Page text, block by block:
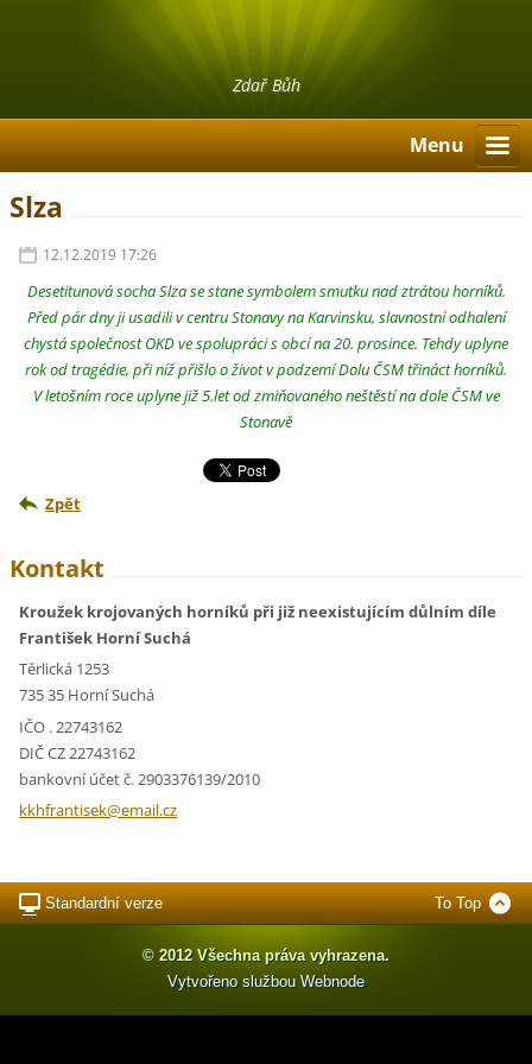
Zdař Bůh
Menu
Slza
12.12.2019 17:26
Desetitunová socha Slza se stane symbolem smutku nad ztrátou horníků.
Před pár dny ji usadili v centru Stonavy na Karvinsku, slavnostní odhalení
chystá společnost OKD ve spolupráci s obcí na 20. prosince. Tehdy uplyne
rok od tragédie, při níž přišlo o život v podzemí Dolu ČSM třináct horníků.
V letošním roce uplyne již 5.let od zmiňovaného neštěstí na dole ČSM ve
Stonavě
Zpět
Kontakt
Kroužek krojovaných horníků při již neexistujícím důlním díle
František Horní Suchá
Těrlická 1253
735 35 Horní Suchá
IČO . 22743162
DIČ CZ 22743162
bankovní účet č. 2903376139/2010
kkhfrantisek@email.cz
Standardní verze To Top
© 2012 Všechna práva vyhrazena.
Vytvořeno službou Webnode